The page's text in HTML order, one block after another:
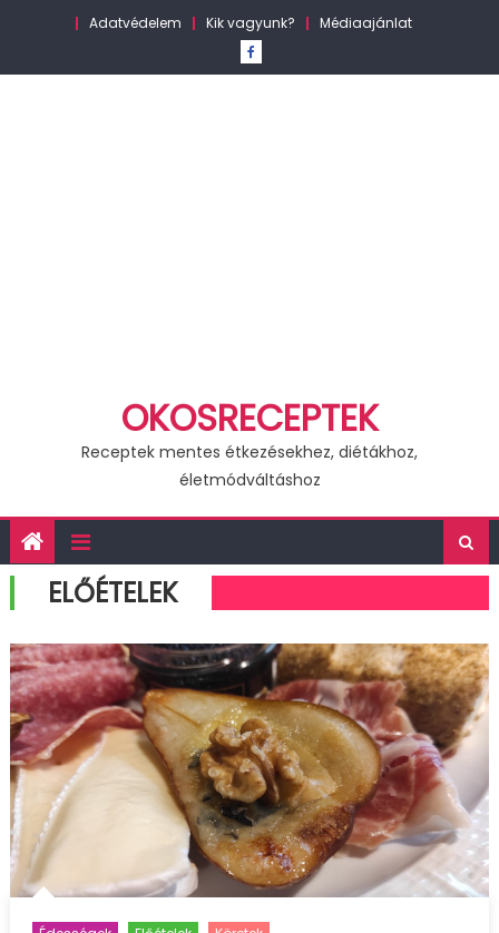
Adatvédelem Kik vagyunk? Médiaajánlat
OKOSRECEPTEK
Receptek mentes étkezésekhez, diétákhoz,
életmódváltáshoz
ELŐÉTELEK